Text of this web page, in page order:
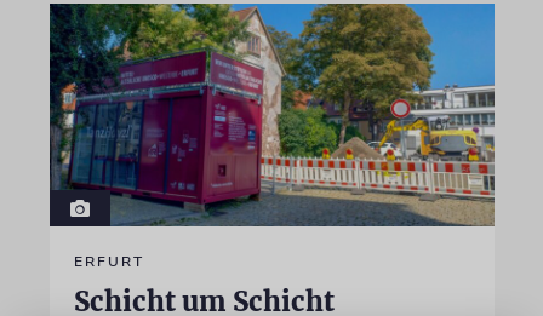
ERFURT
Schicht um Schicht